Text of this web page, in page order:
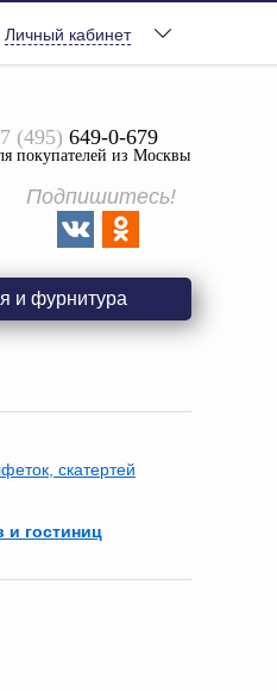
Личный кабинет
(495) 649-0-679
покупателей из Москвы
Подпишитесь!
и фурнитура
скатертей
и гостиниц